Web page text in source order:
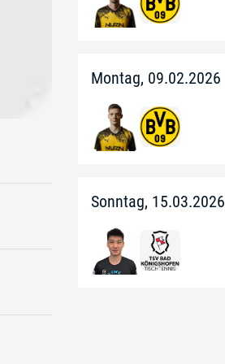
Montag, 09.02.2026
Sonntag, 15.03.2026